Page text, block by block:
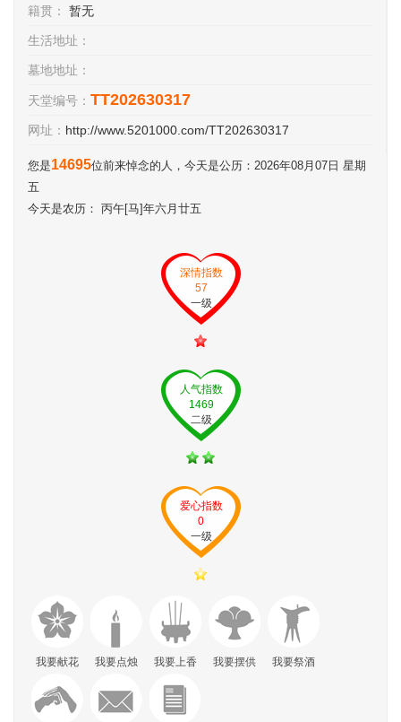
籍贯： 暂无
生活地址：
墓地地址：
天堂编号： TT202630317
网址： http://www.5201000.com/TT202630317
您是14695位前来悼念的人，今天是公历：2026年08月07日 星期
五
今天是农历： 丙午[马]年六月廿五
深情指数
57
一级
人气指数
1469
二级
爱心指数
0
一级
我要献花 我要点烛 我要上香 我要摆供 我要祭酒